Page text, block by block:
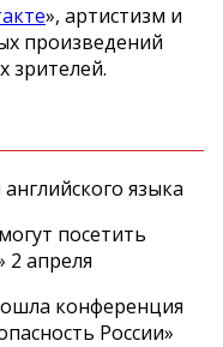
», артистизм и
произведений
зрителей.
языка
посетить
апреля
конференция
России»